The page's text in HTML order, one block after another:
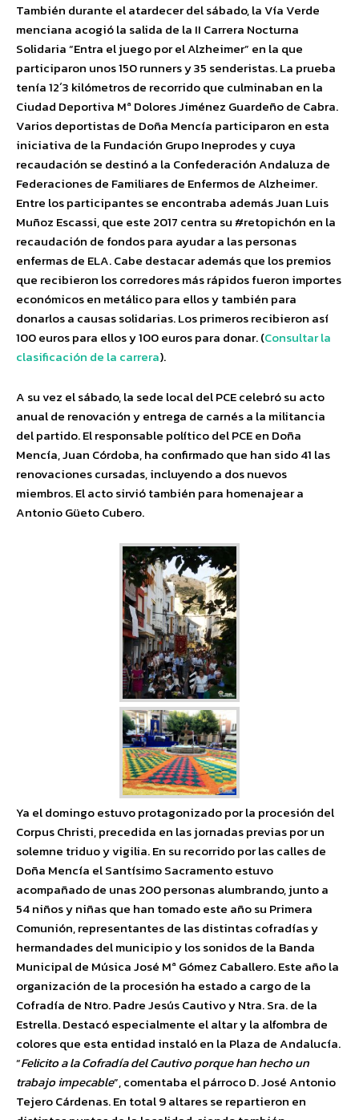
También durante el atardecer del sábado, la Vía Verde
menciana acogió la salida de la II Carrera Nocturna
Solidaria “Entra el juego por el Alzheimer” en la que
participaron unos 150 runners y 35 senderistas. La prueba
tenía 12´3 kilómetros de recorrido que culminaban en la
Ciudad Deportiva Mª Dolores Jiménez Guardeño de Cabra.
Varios deportistas de Doña Mencía participaron en esta
iniciativa de la Fundación Grupo Ineprodes y cuya
recaudación se destinó a la Confederación Andaluza de
Federaciones de Familiares de Enfermos de Alzheimer.
Entre los participantes se encontraba además Juan Luis
Muñoz Escassi, que este 2017 centra su #retopichón en la
recaudación de fondos para ayudar a las personas
enfermas de ELA. Cabe destacar además que los premios
que recibieron los corredores más rápidos fueron importes
económicos en metálico para ellos y también para
donarlos a causas solidarias. Los primeros recibieron así
100 euros para ellos y 100 euros para donar. (Consultar la
clasificación de la carrera).
A su vez el sábado, la sede local del PCE celebró su acto
anual de renovación y entrega de carnés a la militancia
del partido. El responsable político del PCE en Doña
Mencía, Juan Córdoba, ha confirmado que han sido 41 las
renovaciones cursadas, incluyendo a dos nuevos
miembros. El acto sirvió también para homenajear a
Antonio Güeto Cubero.
Ya el domingo estuvo protagonizado por la procesión del
Corpus Christi, precedida en las jornadas previas por un
solemne triduo y vigilia. En su recorrido por las calles de
Doña Mencía el Santísimo Sacramento estuvo
acompañado de unas 200 personas alumbrando, junto a
54 niños y niñas que han tomado este año su Primera
Comunión, representantes de las distintas cofradías y
hermandades del municipio y los sonidos de la Banda
Municipal de Música José Mª Gómez Caballero. Este año la
organización de la procesión ha estado a cargo de la
Cofradía de Ntro. Padre Jesús Cautivo y Ntra. Sra. de la
Estrella. Destacó especialmente el altar y la alfombra de
colores que esta entidad instaló en la Plaza de Andalucía.
“Felicito a la Cofradía del Cautivo porque han hecho un
trabajo impecable”, comentaba el párroco D. José Antonio
Tejero Cárdenas. En total 9 altares se repartieron en